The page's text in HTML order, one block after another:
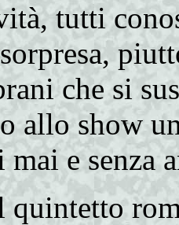
tutti
che si
allo show
mai e senza
quintetto